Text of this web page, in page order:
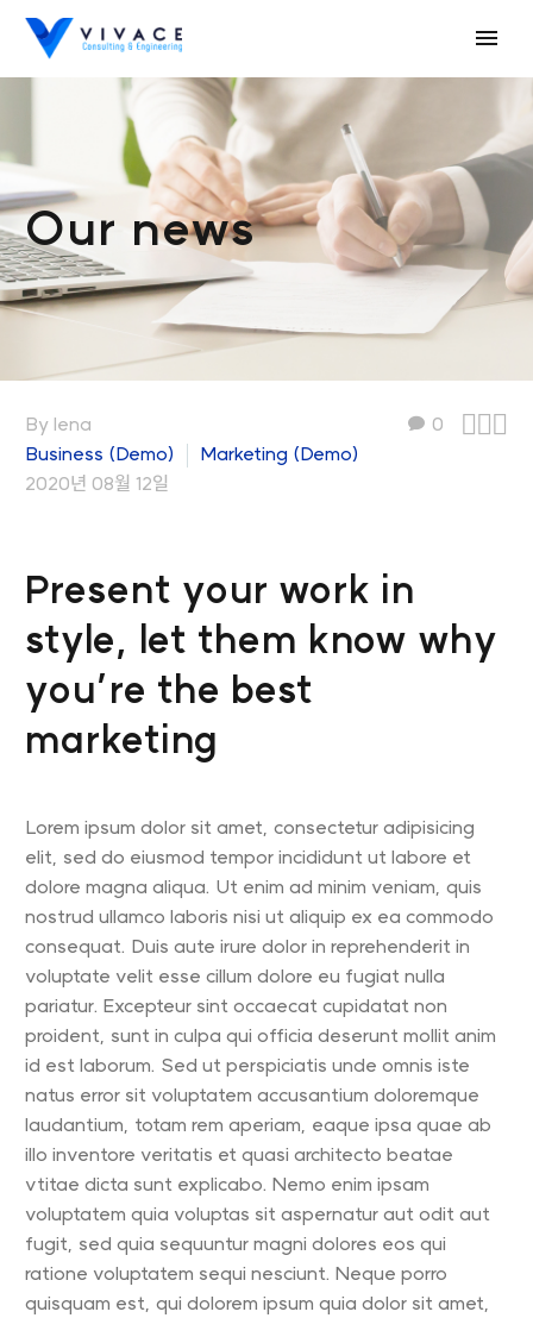
Our news
0 
By lena
Business (Demo)
Marketing (Demo)
2020년 08월 12일
Present your work in
style, let them know why
you’re the best
marketing
Lorem ipsum dolor sit amet, consectetur adipisicing
elit, sed do eiusmod tempor incididunt ut labore et
dolore magna aliqua. Ut enim ad minim veniam, quis
nostrud ullamco laboris nisi ut aliquip ex ea commodo
consequat. Duis aute irure dolor in reprehenderit in
voluptate velit esse cillum dolore eu fugiat nulla
pariatur. Excepteur sint occaecat cupidatat non
proident, sunt in culpa qui officia deserunt mollit anim
id est laborum. Sed ut perspiciatis unde omnis iste
natus error sit voluptatem accusantium doloremque
laudantium, totam rem aperiam, eaque ipsa quae ab
illo inventore veritatis et quasi architecto beatae
vtitae dicta sunt explicabo. Nemo enim ipsam
voluptatem quia voluptas sit aspernatur aut odit aut
fugit, sed quia sequuntur magni dolores eos qui
ratione voluptatem sequi nesciunt. Neque porro
quisquam est, qui dolorem ipsum quia dolor sit amet,